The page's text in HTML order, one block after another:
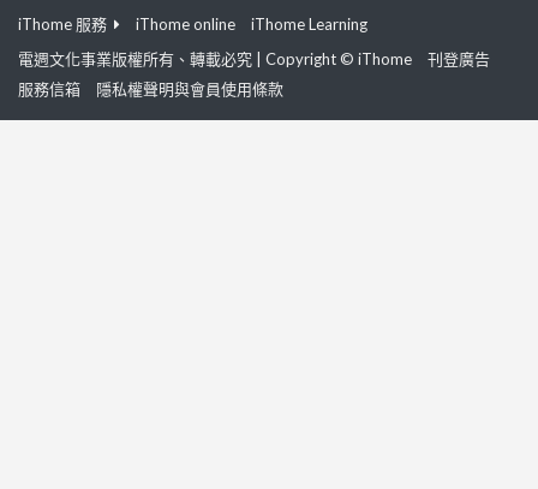
iThome 服務 iThome online
iThome Learning
電週文化事業版權所有、轉載必究 | Copyright © iThome
刊登廣告
服務信箱
隱私權聲明與會員使用條款